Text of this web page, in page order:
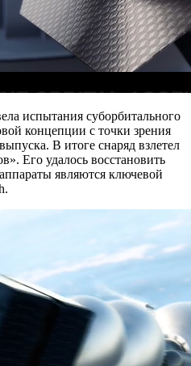
испытания суборбитального
концепции с точки зрения
В итоге снаряд взлетел
Его удалось восстановить
являются ключевой